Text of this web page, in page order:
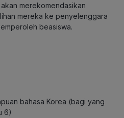
merekomendasikan
mereka ke penyelenggara
beasiswa.
bahasa Korea (bagi yang
6)